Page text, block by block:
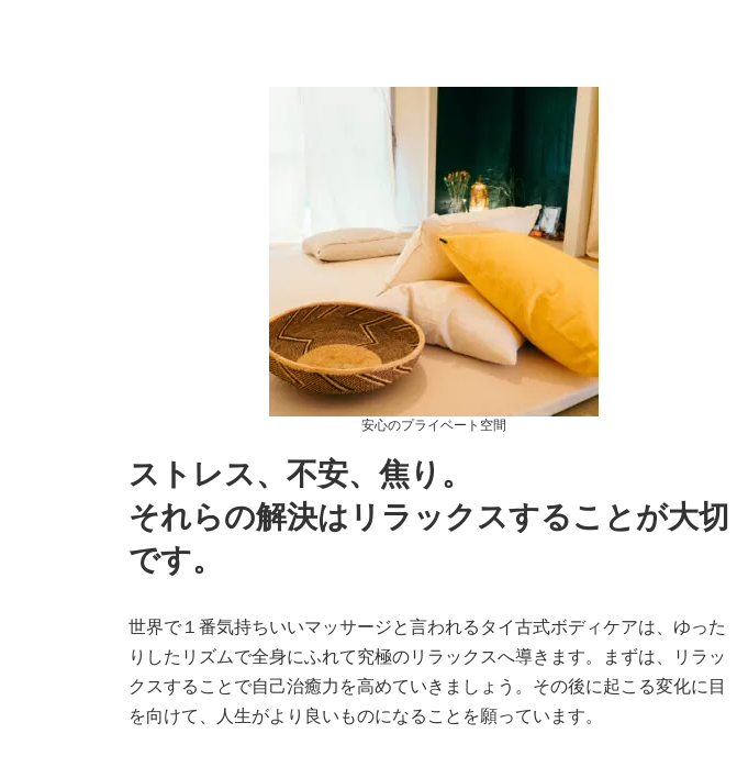
安心のプライベート空間
ストレス、不安、焦り。
それらの解決はリラックスすることが大切
です。
世界で１番気持ちいいマッサージと言われるタイ古式ボディケアは、ゆった
りしたリズムで全身にふれて究極のリラックスへ導きます。まずは、リラッ
クスすることで自己治癒力を高めていきましょう。その後に起こる変化に目
を向けて、人生がより良いものになることを願っています。